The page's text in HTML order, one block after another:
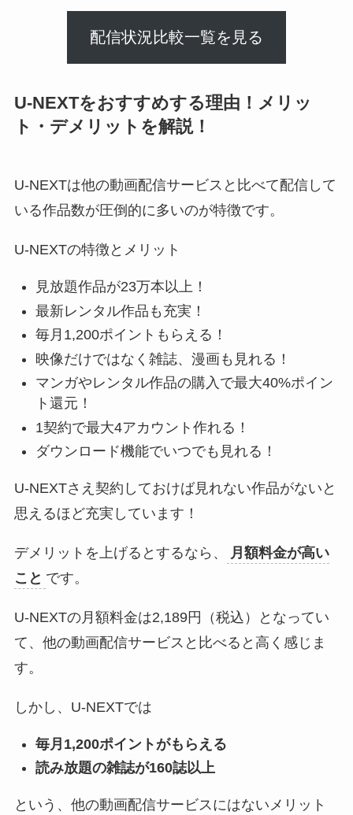
配信状況比較一覧を見る
U-NEXTをおすすめする理由！メリッ
ト・デメリットを解説！
U-NEXTは他の動画配信サービスと比べて配信して
いる作品数が圧倒的に多いのが特徴です。
U-NEXTの特徴とメリット
見放題作品が23万本以上！
最新レンタル作品も充実！
毎月1,200ポイントもらえる！
映像だけではなく雑誌、漫画も見れる！
マンガやレンタル作品の購入で最大40%ポイン
ト還元！
1契約で最大4アカウント作れる！
ダウンロード機能でいつでも見れる！
U-NEXTさえ契約しておけば見れない作品がないと
思えるほど充実しています！
デメリットを上げるとするなら、
月額料金が高い
こと です。
U-NEXTの月額料金は2,189円（税込）となってい
て、他の動画配信サービスと比べると高く感じま
す。
しかし、U-NEXTでは
毎月1,200ポイントがもらえる
読み放題の雑誌が160誌以上
という、他の動画配信サービスにはないメリット